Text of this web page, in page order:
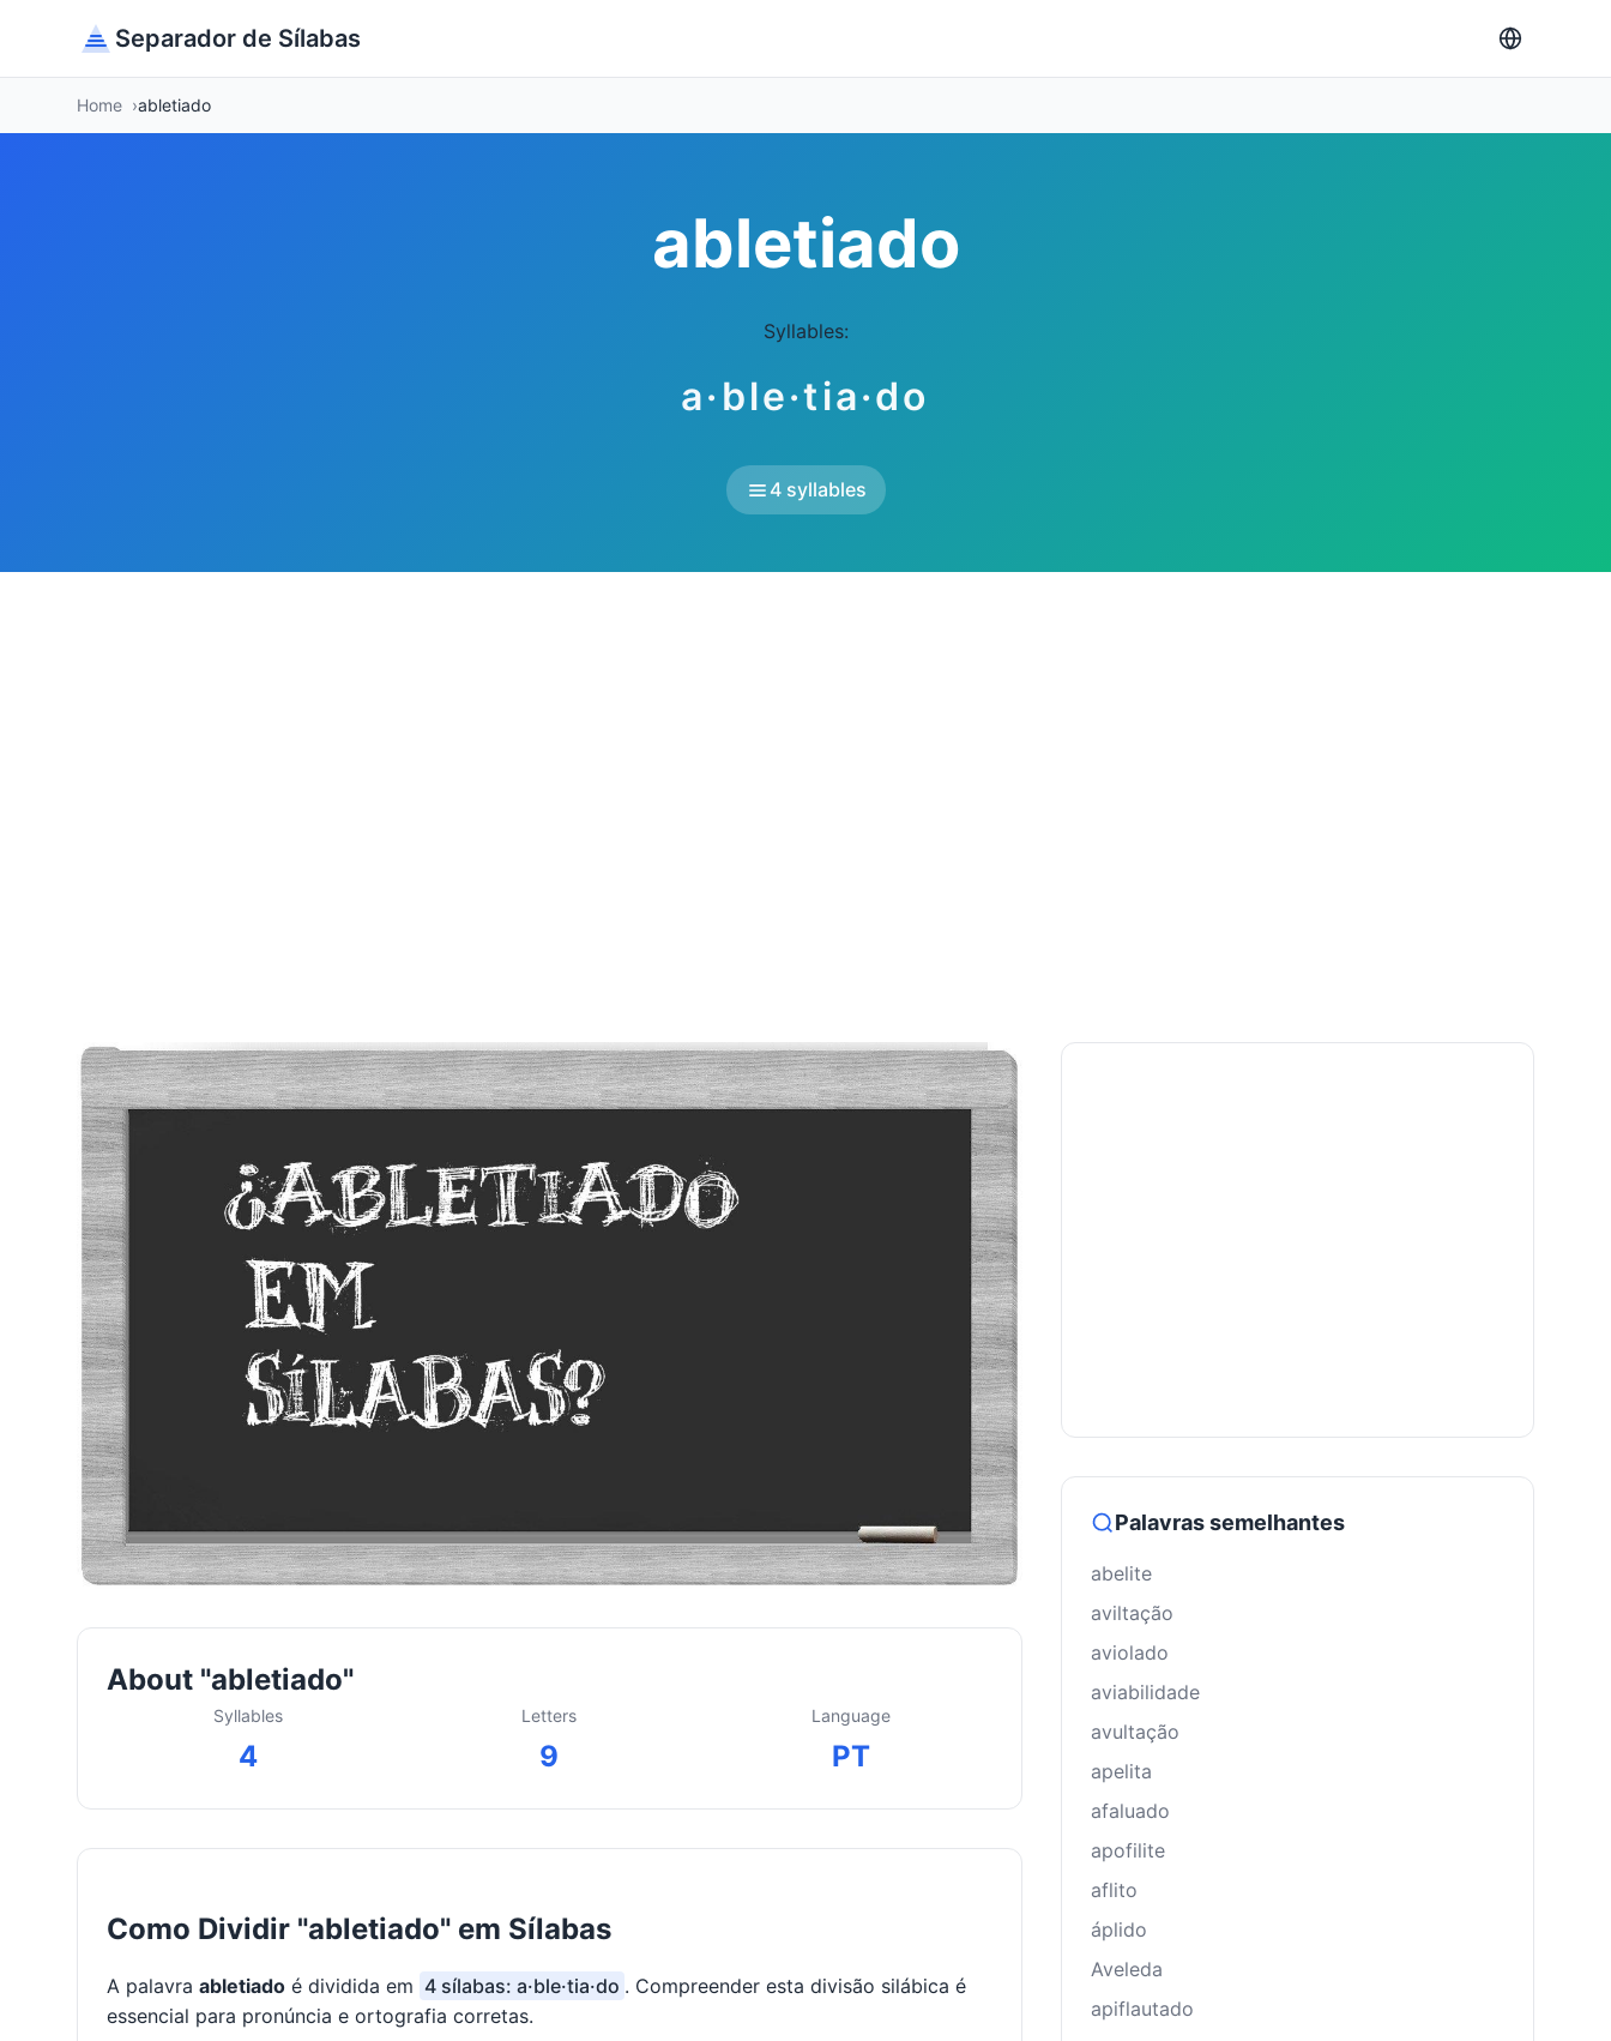
Separador de Sílabas
Home abletiado
abletiado
Syllables:
a·ble·tia·do
4 syllables
About "abletiado"
Syllables
4
Letters
9
Language
PT
Como Dividir "abletiado" em Sílabas
A palavra abletiado é dividida em 4 sílabas: a·ble·tia·do . Compreender esta divisão silábica é
essencial para pronúncia e ortografia corretas.
Palavras semelhantes
abelite
aviltação
aviolado
aviabilidade
avultação
apelita
afaluado
apofilite
aflito
áplido
Aveleda
apiflautado